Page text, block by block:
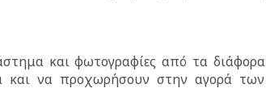
και φωτογραφίες από τα διάφορα
και να προχωρήσουν στην αγορά των